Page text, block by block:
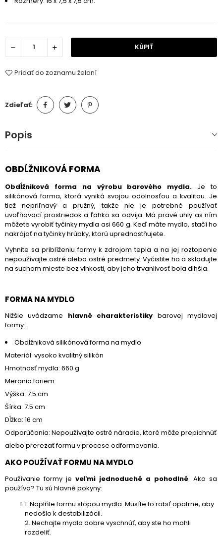
KÚPIŤ
Pridať do zoznamu želaní
Zdieľať:
Popis
OBDĹŽNIKOVÁ FORMA
Obdĺžniková forma na výrobu barového mydla. Je to
silikónová forma, ktorá vyniká svojou odolnosťou a kvalitou. Je
tiež nepriľnavý a pružný, takže nie je potrebné používať
uvoľňovací prostriedok a ľahko sa odvíja. Má pravé uhly as ním
môžete vyrobiť tyčinky mydla asi 660 g. Keď máte mydlo, stačí ho
nakrájať na tyčinky hrúbky, ktorú uprednostňujete.
Vyhnite sa priblíženiu formy k zdrojom tepla a na jej roztopenie
nepoužívajte ostré alebo ostré predmety. Vyčistite ho a skladujte
na suchom mieste bez vlhkosti, aby jeho trvanlivosť bola dlhšia.
FORMA NA MYDLO
Nižšie uvádzame hlavné charakteristiky barovej mydlovej
formy:
Obdĺžniková silikónová forma na mydlo
Materiál: vysoko kvalitný silikón
Hmotnosť mydla: 660 g
Merania foriem:
Výška: 7.5 cm
Šírka: 7.5 cm
Dĺžka: 16 cm
Odporúčania: Nepoužívajte ostré náradie, ktoré môže prepichnúť
alebo prerezať formu v procese odformovania.
AKO POUŽÍVAŤ FORMU NA MYDLO
Používanie formy je veľmi jednoduché a pohodlné. Ako sa
používa? Tu sú hlavné pokyny:
1. Naplňte formu stopou mydla. Musíte to robiť opatrne, aby
nedošlo k destabilizácii.
2. Nechajte mydlo dobre vyschnúť, aby ste ho mohli
rozdeliť.